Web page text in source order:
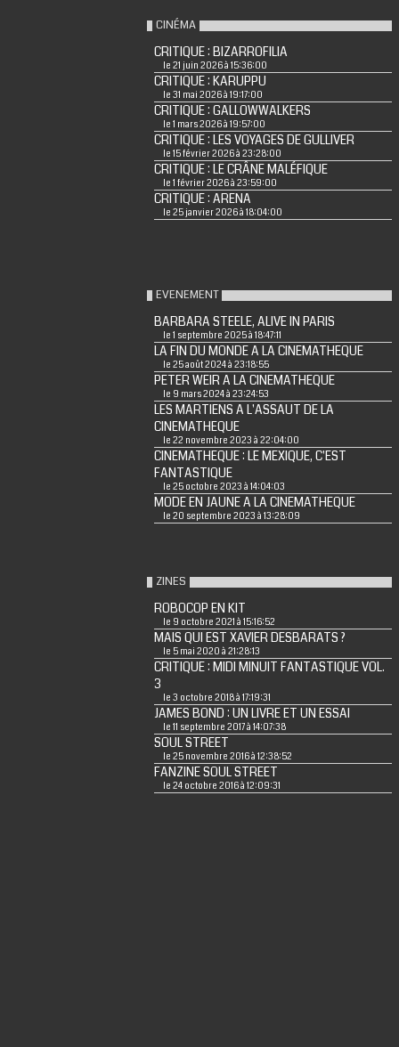
CINÉMA
CRITIQUE : BIZARROFILIA
le 21 juin 2026 à 15:36:00
CRITIQUE : KARUPPU
le 31 mai 2026 à 19:17:00
CRITIQUE : GALLOWWALKERS
le 1 mars 2026 à 19:57:00
CRITIQUE : LES VOYAGES DE GULLIVER
le 15 février 2026 à 23:28:00
CRITIQUE : LE CRÂNE MALÉFIQUE
le 1 février 2026 à 23:59:00
CRITIQUE : ARENA
le 25 janvier 2026 à 18:04:00
EVENEMENT
BARBARA STEELE, ALIVE IN PARIS
le 1 septembre 2025 à 18:47:11
LA FIN DU MONDE A LA CINEMATHEQUE
le 25 août 2024 à 23:18:55
PETER WEIR A LA CINEMATHEQUE
le 9 mars 2024 à 23:24:53
LES MARTIENS A L'ASSAUT DE LA
CINEMATHEQUE
le 22 novembre 2023 à 22:04:00
CINEMATHEQUE : LE MEXIQUE, C'EST
FANTASTIQUE
le 25 octobre 2023 à 14:04:03
MODE EN JAUNE A LA CINEMATHEQUE
le 20 septembre 2023 à 13:28:09
ZINES
ROBOCOP EN KIT
le 9 octobre 2021 à 15:16:52
MAIS QUI EST XAVIER DESBARATS ?
le 5 mai 2020 à 21:28:13
CRITIQUE : MIDI MINUIT FANTASTIQUE VOL.
3
le 3 octobre 2018 à 17:19:31
JAMES BOND : UN LIVRE ET UN ESSAI
le 11 septembre 2017 à 14:07:38
SOUL STREET
le 25 novembre 2016 à 12:38:52
FANZINE SOUL STREET
le 24 octobre 2016 à 12:09:31